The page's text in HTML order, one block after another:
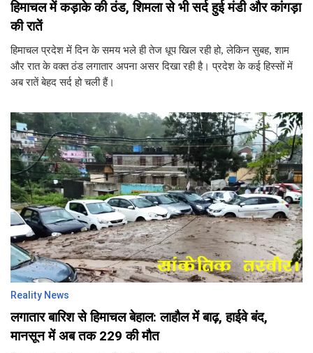
हिमाचल में कड़ाके की ठंड, शिमला से भी सर्द हुई मंडी और कांगड़ा
की रातें
हिमाचल प्रदेश में दिन के समय भले ही तेज धूप खिल रही हो, लेकिन सुबह, शाम
और रात के वक्त ठंड लगातार अपना असर दिखा रही है। प्रदेश के कई हिस्सों में
अब रातें बेहद सर्द हो चली हैं।
Reality News
लगातार बारिश से हिमाचल बेहाल: लाहौल में बाढ़, हाईवे बंद,
मानसून में अब तक 229 की मौत